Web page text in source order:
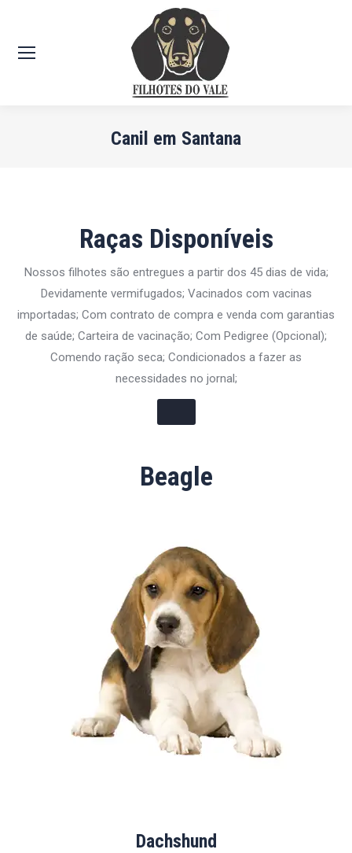
Canil em Santana
Raças Disponíveis
Nossos filhotes são entregues a partir dos 45 dias de vida;
Devidamente vermifugados; Vacinados com vacinas
importadas; Com contrato de compra e venda com garantias
de saúde; Carteira de vacinação; Com Pedigree (Opcional);
Comendo ração seca; Condicionados a fazer as
necessidades no jornal;
Beagle
Dachshund